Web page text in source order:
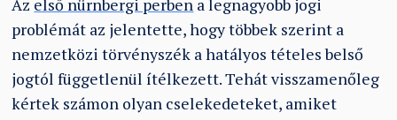
Az első nürnbergi perben a legnagyobb jogi
problémát az jelentette, hogy többek szerint a
nemzetközi törvényszék a hatályos tételes belső
jogtól függetlenül ítélkezett. Tehát visszamenőleg
kértek számon olyan cselekedeteket, amiket